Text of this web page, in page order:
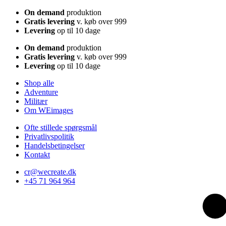
On demand produktion
Gratis levering v. køb over 999
Levering op til 10 dage
On demand produktion
Gratis levering v. køb over 999
Levering op til 10 dage
Shop alle
Adventure
Militær
Om WEimages
Ofte stillede spørgsmål
Privatlivspolitik
Handelsbetingelser
Kontakt
cr@wecreate.dk
+45 71 964 964